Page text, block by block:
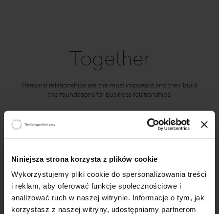
Niniejsza strona korzysta z plików cookie
Wykorzystujemy pliki cookie do spersonalizowania treści
i reklam, aby oferować funkcje społecznościowe i
analizować ruch w naszej witrynie. Informacje o tym, jak
korzystasz z naszej witryny, udostępniamy partnerom
Together
Personal relationships are the most important and they build
the foundations for business relationships.